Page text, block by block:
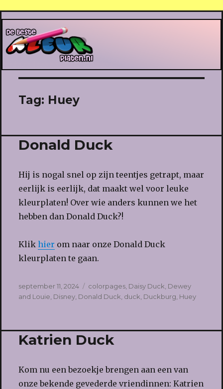
De Beste Kleurplaten
Tag: Huey
Donald Duck
Hij is nogal snel op zijn teentjes getrapt, maar
eerlijk is eerlijk, dat maakt wel voor leuke
kleurplaten! Over wie anders kunnen we het
hebben dan Donald Duck?!
Klik hier om naar onze Donald Duck
kleurplaten te gaan.
Geplaatst
op
september 11, 2024 Tags
colorpages, Daisy Duck Dewey
and Louie Disney, Donald Duck duck Duckburg Huey
Katrien Duck
Kom nu een bezoekje brengen aan een van
onze bekende gevederde vriendinnen: Katrien